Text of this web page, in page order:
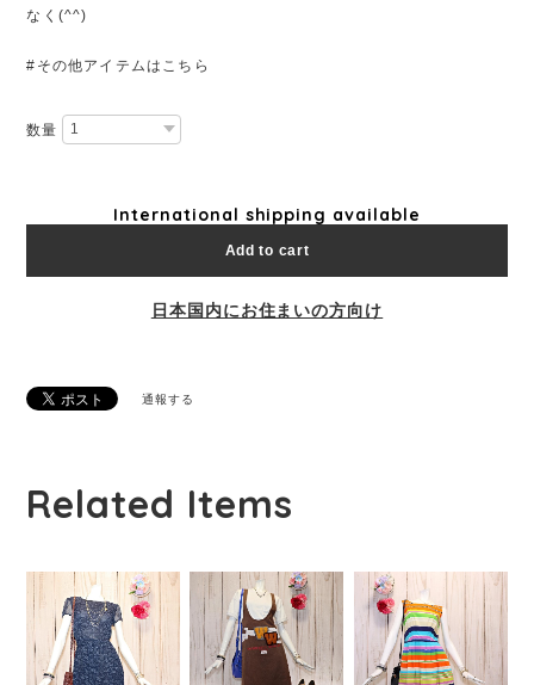
なく(^^)
#その他アイテムはこちら
数量
International shipping available
Add to cart
日本国内にお住まいの方向け
通報する
Related Items